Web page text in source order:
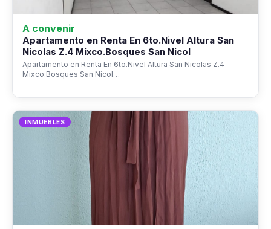
A convenir
Apartamento en Renta En 6to.Nivel Altura San
Nicolas Z.4 Mixco.Bosques San Nicol
Apartamento en Renta En 6to.Nivel Altura San Nicolas Z.4
Mixco.Bosques San Nicol…
INMUEBLES